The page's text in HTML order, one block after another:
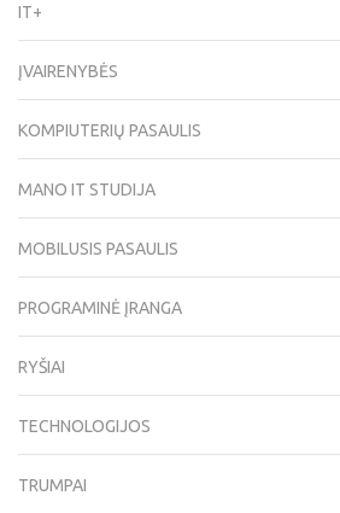
IT+
ĮVAIRENYBĖS
KOMPIUTERIŲ PASAULIS
MANO IT STUDIJA
MOBILUSIS PASAULIS
PROGRAMINĖ ĮRANGA
RYŠIAI
TECHNOLOGIJOS
TRUMPAI